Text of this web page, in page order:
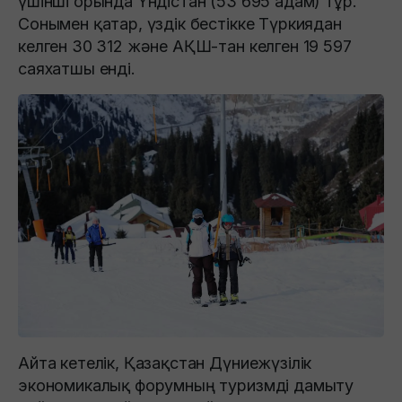
Сонымен қатар, үздік бестікке Түркиядан
келген 30 312 және АҚШ-тан келген 19 597
саяхатшы енді.
Айта кетелік, Қазақстан Дүниежүзілік
экономикалық форумның туризмді дамыту